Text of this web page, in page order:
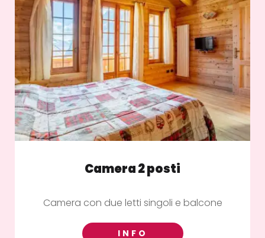
Camera 2 posti
Camera con due letti singoli e balcone
INFO